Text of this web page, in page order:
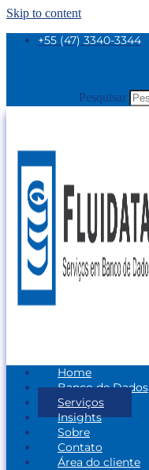
Skip to content
+55 (47) 3340-3344
Pesquisar
Home
Banco de Dados
Serviços
Insights
Sobre
Contato
Área do cliente